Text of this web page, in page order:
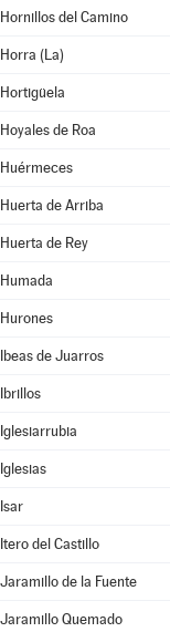
Hornillos del Camino
Horra (La)
Hortigüela
Hoyales de Roa
Huérmeces
Huerta de Arriba
Huerta de Rey
Humada
Hurones
Ibeas de Juarros
Ibrillos
Iglesiarrubia
Iglesias
Isar
Itero del Castillo
Jaramillo de la Fuente
Jaramillo Quemado